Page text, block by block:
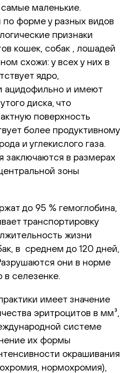
маленькие.
форме у разных видов
признаки
кошек, собак , лошадей
схожи: у всех у них в
ядро,
ацидофильно и имеют
диска, что
поверхность
более продуктивному
и углекислого газа.
заключаются в размерах
зоны
до 95 % гемоглобина,
транспортировку
жизни
в среднем до 120 дней,
они в норме
селезенке.
имеет значение
эритроцитов в мм³,
системе
их формы
окрашивания
нормохромия),